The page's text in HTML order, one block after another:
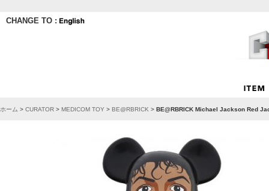
CHANGE TO :
ホーム > CURATOR > MEDICOM TOY > BE@RBRICK > BE@RBRICK Michael Jackson Red